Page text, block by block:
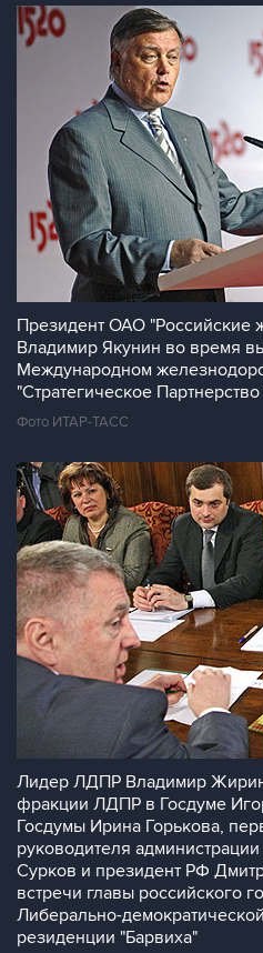
Президент ОАО "Российские
Владимир Якунин во время
Международном
"Стратегическое
Фото ИТАР-ТАСС
Лидер ЛДПР Владимир
фракции ЛДПР в Госдуме
Госдумы Ирина Горькова,
руководителя
Сурков и президент РФ
встречи главы российского
Либерально-
резиденции "Барвиха"